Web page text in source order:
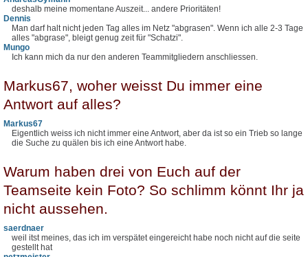
deshalb meine momentane Auszeit... andere Prioritäten!
Dennis
Man darf halt nicht jeden Tag alles im Netz "abgrasen". Wenn ich alle 2-3 Tage
alles "abgrase", bleigt genug zeit für "Schatzi".
Mungo
Ich kann mich da nur den anderen Teammitgliedern anschliessen.
Markus67, woher weisst Du immer eine
Antwort auf alles?
Markus67
Eigentlich weiss ich nicht immer eine Antwort, aber da ist so ein Trieb so lange
die Suche zu quälen bis ich eine Antwort habe.
Warum haben drei von Euch auf der
Teamseite kein Foto? So schlimm könnt Ihr ja
nicht aussehen.
saerdnaer
weil itst meines, das ich im verspätet eingereicht habe noch nicht auf die seite
gestellt hat